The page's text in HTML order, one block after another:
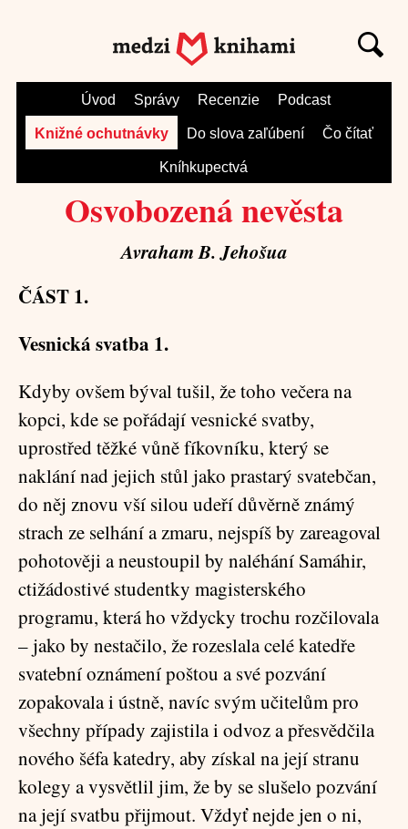
Úvod Správy Recenzie Podcast
Knižné ochutnávky Do slova zaľúbení Čo čítať
Kníhkupectvá
Osvobozená nevěsta
Avraham B. Jehošua
ČÁST 1.
Vesnická svatba 1.
Kdyby ovšem býval tušil, že toho večera na
kopci, kde se pořádají vesnické svatby,
uprostřed těžké vůně fíkovníku, který se
naklání nad jejich stůl jako prastarý svatebčan,
do něj znovu vší silou udeří důvěrně známý
strach ze selhání a zmaru, nejspíš by zareagoval
pohotověji a neustoupil by naléhání Samáhir,
ctižádostivé studentky magisterského
programu, která ho vždycky trochu rozčilovala
– jako by nestačilo, že rozeslala celé katedře
svatební oznámení poštou a své pozvání
zopakovala i ústně, navíc svým učitelům pro
všechny případy zajistila i odvoz a přesvědčila
nového šéfa katedry, aby získal na její stranu
kolegy a vysvětlil jim, že by se slušelo pozvání
na její svatbu přijmout. Vždyť nejde jen o ni,